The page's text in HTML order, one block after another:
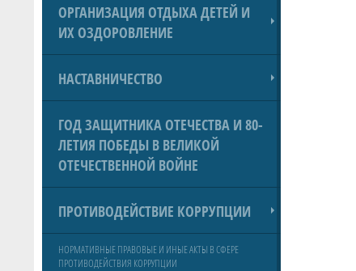
ОРГАНИЗАЦИЯ ОТДЫХА ДЕТЕЙ И
ИХ ОЗДОРОВЛЕНИЕ
НАСТАВНИЧЕСТВО
ГОД ЗАЩИТНИКА ОТЕЧЕСТВА И 80-
ЛЕТИЯ ПОБЕДЫ В ВЕЛИКОЙ
ОТЕЧЕСТВЕННОЙ ВОЙНЕ
ПРОТИВОДЕЙСТВИЕ КОРРУПЦИИ
НОРМАТИВНЫЕ ПРАВОВЫЕ И ИНЫЕ АКТЫ В СФЕРЕ
ПРОТИВОДЕЙСТВИЯ КОРРУПЦИИ